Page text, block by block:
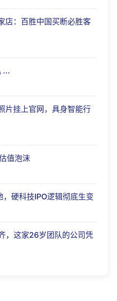
店：百胜中国买断必胜客
...
片挂上官网，具身智能行
值泡沫
硬科技IPO逻辑彻底生变
，这家26岁团队的公司凭